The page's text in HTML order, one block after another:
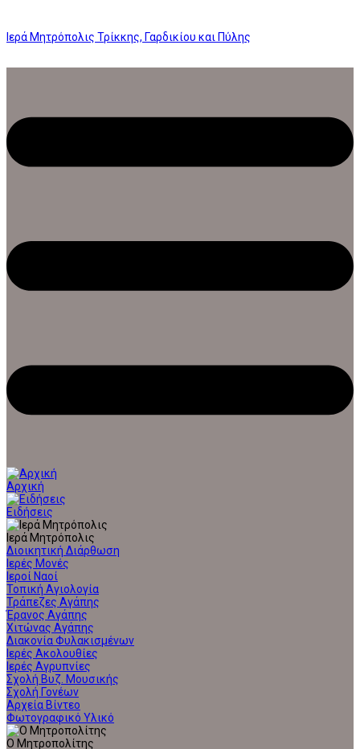
Ιερά Μητρόπολις Τρίκκης, Γαρδικίου και Πύλης
Αρχική
Ειδήσεις
Ιερά Μητρόπολις
Διοικητική Διάρθωση
Ιερές Μονές
Ιεροί Ναοί
Τοπική Αγιολογία
Τράπεζες Αγάπης
Έρανος Αγάπης
Χιτώνας Αγάπης
Διακονία Φυλακισμένων
Ιερές Ακολουθίες
Ιερές Αγρυπνίες
Σχολή Βυζ. Μουσικής
Σχολή Γονέων
Αρχεία Βίντεο
Φωτογραφικό Υλικό
Ο Μητροπολίτης